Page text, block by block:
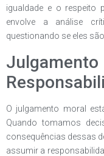
igualdade e o respeito
envolve a análise
questionando se eles
O julgamento moral
Quando tomamos
consequências dessas
assumir a